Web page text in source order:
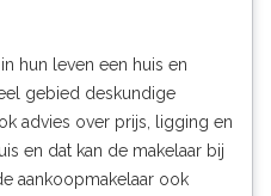
hun leven een huis en
gebied deskundige
advies over prijs, ligging en
en dat kan de makelaar bij
aankoopmakelaar ook